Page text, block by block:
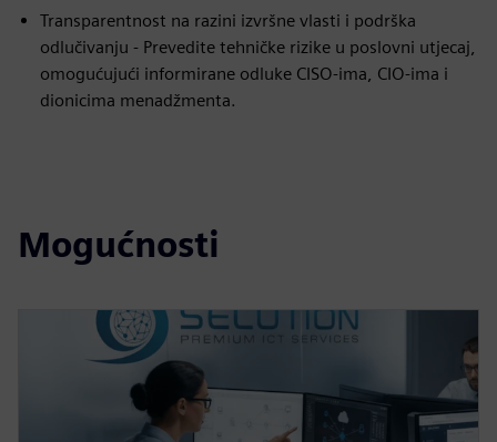
Transparentnost na razini izvršne vlasti i podrška
odlučivanju - Prevedite tehničke rizike u poslovni utjecaj,
omogućujući informirane odluke CISO-ima, CIO-ima i
dionicima menadžmenta.
Mogućnosti